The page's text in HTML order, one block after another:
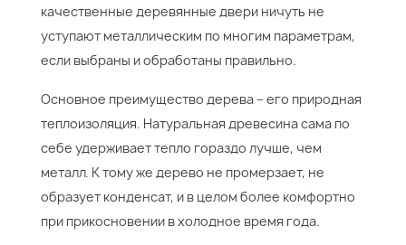
качественные деревянные двери ничуть не
уступают металлическим по многим параметрам,
если выбраны и обработаны правильно.
Основное преимущество дерева – его природная
теплоизоляция. Натуральная древесина сама по
себе удерживает тепло гораздо лучше, чем
металл. К тому же дерево не промерзает, не
образует конденсат, и в целом более комфортно
при прикосновении в холодное время года.